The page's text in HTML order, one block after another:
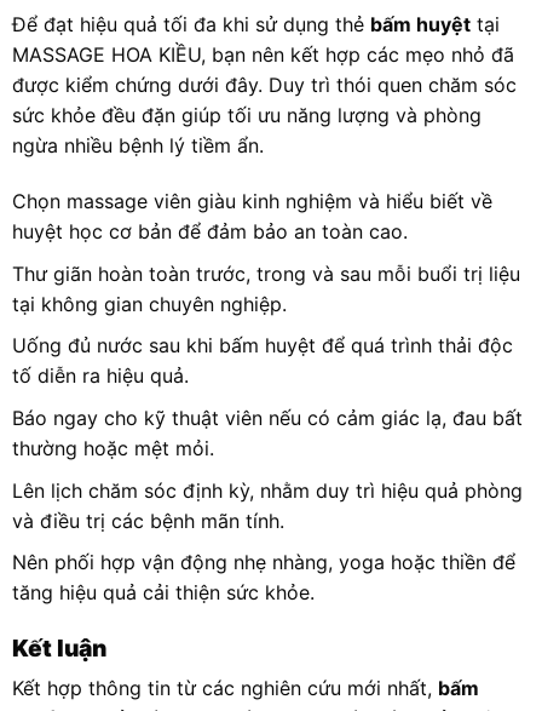
Để đạt hiệu quả tối đa khi sử dụng thẻ bấm huyệt tại
MASSAGE HOA KIỀU, bạn nên kết hợp các mẹo nhỏ đã
được kiểm chứng dưới đây. Duy trì thói quen chăm sóc
sức khỏe đều đặn giúp tối ưu năng lượng và phòng
ngừa nhiều bệnh lý tiềm ẩn.
Chọn massage viên giàu kinh nghiệm và hiểu biết về
huyệt học cơ bản để đảm bảo an toàn cao.
Thư giãn hoàn toàn trước, trong và sau mỗi buổi trị liệu
tại không gian chuyên nghiệp.
Uống đủ nước sau khi bấm huyệt để quá trình thải độc
tố diễn ra hiệu quả.
Báo ngay cho kỹ thuật viên nếu có cảm giác lạ, đau bất
thường hoặc mệt mỏi.
Lên lịch chăm sóc định kỳ, nhằm duy trì hiệu quả phòng
và điều trị các bệnh mãn tính.
Nên phối hợp vận động nhẹ nhàng, yoga hoặc thiền để
tăng hiệu quả cải thiện sức khỏe.
Kết luận
Kết hợp thông tin từ các nghiên cứu mới nhất, bấm